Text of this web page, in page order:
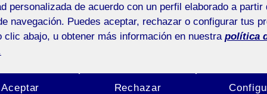
DE INCIDENCIAS O SUGERENCIAS
personalizada de acuerdo con un perfil elaborado a partir
navegación. Puedes aceptar, rechazar o configurar tus
clic abajo, u obtener más información en nuestra política
Rechazar
Aceptar